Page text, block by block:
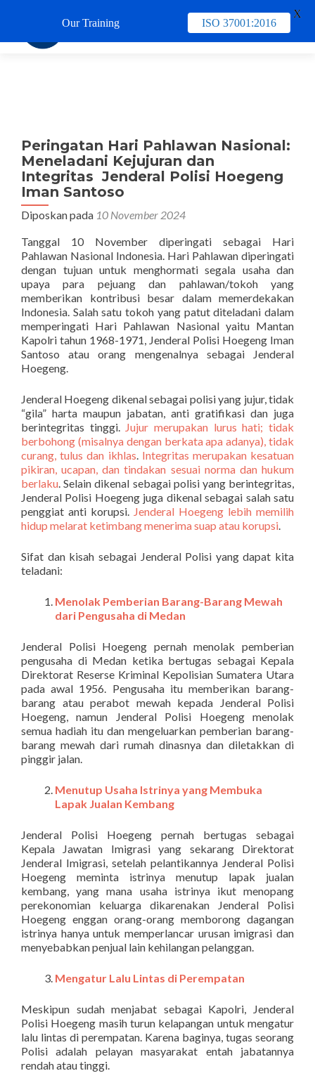
Peringatan Hari Pahlawan Nasional:
Meneladani Kejujuran dan
Integritas Jenderal Polisi Hoegeng
Iman Santoso
Diposkan pada 10 November 2024
Tanggal 10 November diperingati sebagai Hari
Pahlawan Nasional Indonesia. Hari Pahlawan diperingati
dengan tujuan untuk menghormati segala usaha dan
upaya para pejuang dan pahlawan/tokoh yang
memberikan kontribusi besar dalam memerdekakan
Indonesia. Salah satu tokoh yang patut diteladani dalam
memperingati Hari Pahlawan Nasional yaitu Mantan
Kapolri tahun 1968-1971, Jenderal Polisi Hoegeng Iman
Santoso atau orang mengenalnya sebagai Jenderal
Hoegeng.
Jenderal Hoegeng dikenal sebagai polisi yang jujur, tidak
“gila” harta maupun jabatan, anti gratifikasi dan juga
berintegritas tinggi. Jujur merupakan lurus hati; tidak
berbohong (misalnya dengan berkata apa adanya), tidak
curang, tulus dan ikhlas. Integritas merupakan kesatuan
pikiran, ucapan, dan tindakan sesuai norma dan hukum
berlaku. Selain dikenal sebagai polisi yang berintegritas,
Jenderal Polisi Hoegeng juga dikenal sebagai salah satu
penggiat anti korupsi. Jenderal Hoegeng lebih memilih
hidup melarat ketimbang menerima suap atau korupsi.
Sifat dan kisah sebagai Jenderal Polisi yang dapat kita
teladani:
Menolak Pemberian Barang-Barang Mewah
dari Pengusaha di Medan
Jenderal Polisi Hoegeng pernah menolak pemberian
pengusaha di Medan ketika bertugas sebagai Kepala
Direktorat Reserse Kriminal Kepolisian Sumatera Utara
pada awal 1956. Pengusaha itu memberikan barang-
barang atau perabot mewah kepada Jenderal Polisi
Hoegeng, namun Jenderal Polisi Hoegeng menolak
semua hadiah itu dan mengeluarkan pemberian barang-
barang mewah dari rumah dinasnya dan diletakkan di
pinggir jalan.
Menutup Usaha Istrinya yang Membuka
Lapak Jualan Kembang
Jenderal Polisi Hoegeng pernah bertugas sebagai
Kepala Jawatan Imigrasi yang sekarang Direktorat
Jenderal Imigrasi, setelah pelantikannya Jenderal Polisi
Hoegeng meminta istrinya menutup lapak jualan
kembang, yang mana usaha istrinya ikut menopang
perekonomian keluarga dikarenakan Jenderal Polisi
Hoegeng enggan orang-orang memborong dagangan
istrinya hanya untuk memperlancar urusan imigrasi dan
menyebabkan penjual lain kehilangan pelanggan.
Mengatur Lalu Lintas di Perempatan
Meskipun sudah menjabat sebagai Kapolri, Jenderal
Polisi Hoegeng masih turun kelapangan untuk mengatur
lalu lintas di perempatan. Karena baginya, tugas seorang
Polisi adalah pelayan masyarakat entah jabatannya
rendah atau tinggi.
Our Training ISO 37001:2016
X